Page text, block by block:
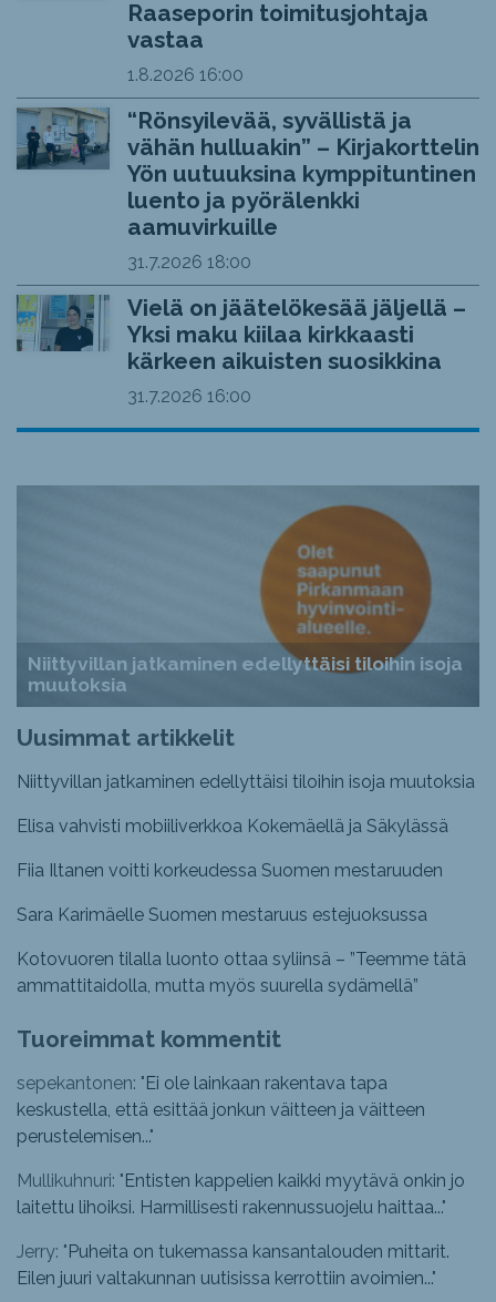
Raaseporin toimitusjohtaja
vastaa
1.8.2026 16:00
“Rönsyilevää, syvällistä ja
vähän hulluakin” – Kirjakorttelin
Yön uutuuksina kymppituntinen
luento ja pyörälenkki
aamuvirkuille
31.7.2026 18:00
Vielä on jäätelökesää jäljellä –
Yksi maku kiilaa kirkkaasti
kärkeen aikuisten suosikkina
31.7.2026 16:00
Niittyvillan jatkaminen edellyttäisi tiloihin isoja
muutoksia
Uusimmat artikkelit
Niittyvillan jatkaminen edellyttäisi tiloihin isoja muutoksia
Elisa vahvisti mobiiliverkkoa Kokemäellä ja Säkylässä
Fiia Iltanen voitti korkeudessa Suomen mestaruuden
Sara Karimäelle Suomen mestaruus estejuoksussa
Kotovuoren tilalla luonto ottaa syliinsä – ”Teemme tätä
ammattitaidolla, mutta myös suurella sydämellä”
Tuoreimmat kommentit
sepekantonen: "Ei ole lainkaan rakentava tapa
keskustella, että esittää jonkun väitteen ja väitteen
perustelemisen..."
Mullikuhnuri: "Entisten kappelien kaikki myytävä onkin jo
laitettu lihoiksi. Harmillisesti rakennussuojelu haittaa..."
Jerry: "Puheita on tukemassa kansantalouden mittarit.
Eilen juuri valtakunnan uutisissa kerrottiin avoimien..."